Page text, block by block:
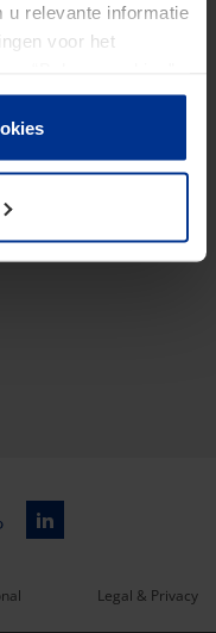
u relevante informatie
voor het
klikt, geeft u
cookies. Deze
Legal & Privacy